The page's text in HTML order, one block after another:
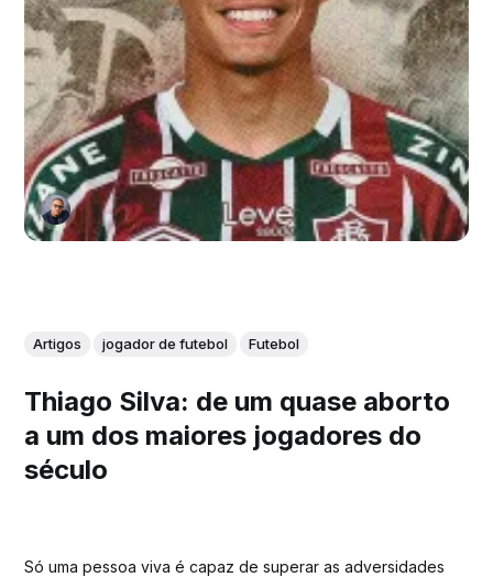
Artigos jogador de futebol Futebol
Thiago Silva: de um quase aborto
a um dos maiores jogadores do
século
Só uma pessoa viva é capaz de superar as adversidades